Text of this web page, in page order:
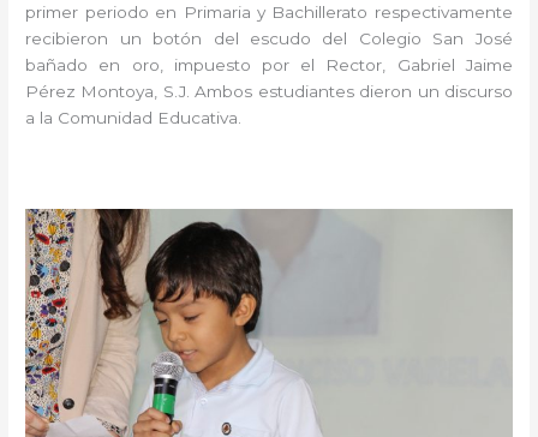
primer periodo en Primaria y Bachillerato respectivamente
recibieron un botón del escudo del Colegio San José
bañado en oro, impuesto por el Rector, Gabriel Jaime
Pérez Montoya, S.J. Ambos estudiantes dieron un discurso
a la Comunidad Educativa.